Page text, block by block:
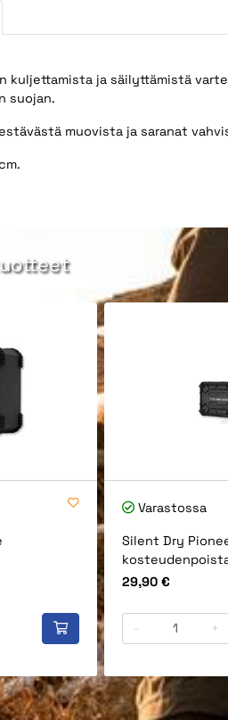
kuljettamista ja säilyttämistä
suojan.
muovista ja saranat
Varastossa
Silent Dry
Hinta
29,90 €
- +